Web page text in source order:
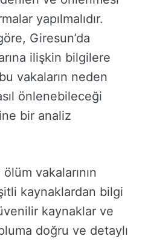
yapılmalıdır.
Giresun’da
ilişkin bilgilere
vakaların neden
önlenebileceği
bir analiz
vakalarının
kaynaklardan bilgi
kaynaklar ve
doğru ve detaylı